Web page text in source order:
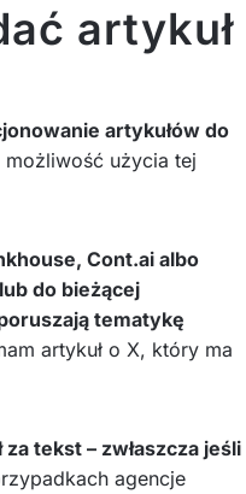
artykuł
artykułów do
użycia tej
Cont.ai albo
do bieżącej
tematykę
artykuł o X, który ma
tekst – zwłaszcza jeśli
agencje